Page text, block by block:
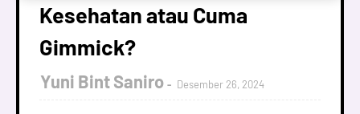
Kesehatan atau Cuma
Gimmick?
Yuni Bint Saniro Desember 26, 2024